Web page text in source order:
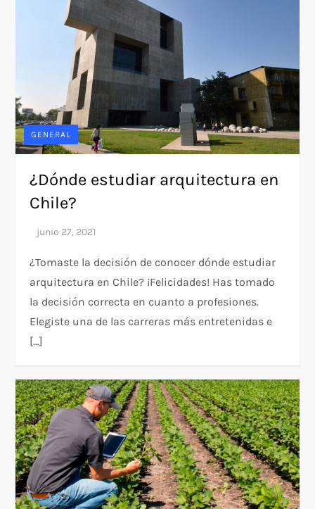
GENERAL
¿Dónde estudiar arquitectura en
Chile?
¿Tomaste la decisión de conocer dónde estudiar
arquitectura en Chile? ¡Felicidades! Has tomado
la decisión correcta en cuanto a profesiones.
Elegiste una de las carreras más entretenidas e
[…]